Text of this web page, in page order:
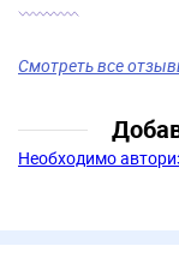
Смотреть все
Необходимо